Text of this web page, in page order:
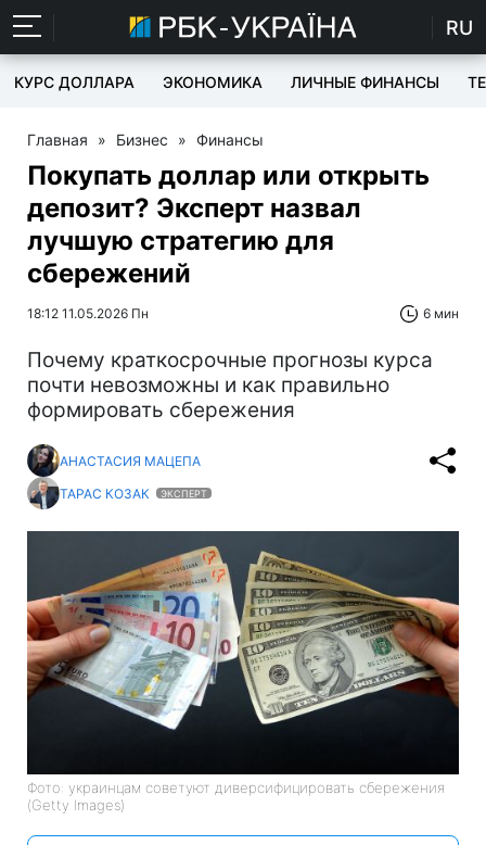
RU
КУРС ДОЛЛАРА ЭКОНОМИКА ЛИЧНЫЕ ФИНАНСЫ
Главная » Бизнес » Финансы
Покупать доллар или открыть
депозит? Эксперт назвал
лучшую стратегию для
сбережений
18:12 11.05.2026 Пн 6 мин
Почему краткосрочные прогнозы курса
почти невозможны и как правильно
формировать сбережения
АНАСТАСИЯ МАЦЕПА
ТАРАС КОЗАК
ЭКСПЕРТ
Фото: украинцам советуют диверсифицировать сбережения
(Getty Images)